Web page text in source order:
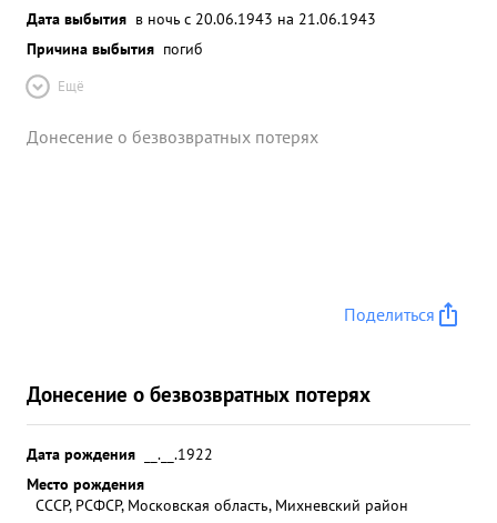
Дата выбытия в ночь с 20.06.1943 на 21.06.1943
Причина выбытия погиб
Ещё
Донесение о безвозвратных потерях
Поделиться
Донесение о безвозвратных потерях
Дата рождения
__.__.1922
Место рождения
СССР, РСФСР, Московская область, Михневский район